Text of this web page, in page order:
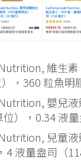
維生素
），360 粒魚明
嬰兒
），0.34 液量
兒童液
液量盎司（